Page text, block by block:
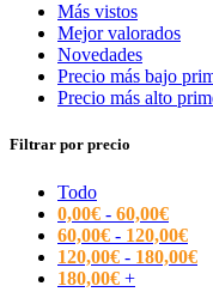
Más vistos
Mejor valorados
Novedades
Precio más bajo
Precio más alto
Filtrar por precio
Todo
0,00€ - 60,00€
60,00€ - 120,00€
120,00€ - 180,00€
180,00€ +